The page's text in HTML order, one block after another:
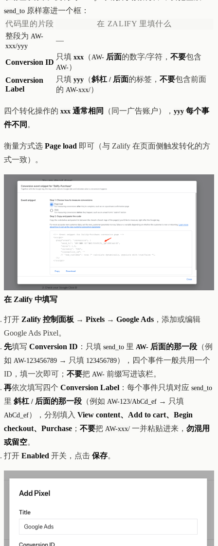
send_to 原样塞进一个框：
代码里的片段
在 ZALIFY 里填什么
整段为 AW-
xxx/yyy
—
Conversion ID
只填 xxx （AW- 后面的数字/字符， 不要包含
AW-）
Conversion
Label
只填 yyy （斜杠 / 后面的标签， 不要包含前面
的 AW-xxx/）
四个转化操作的 xxx 通常相同 （同一广告账户）， yyy 每个事
件不同 。
衡量方式选 Page load 即可（与 Zalify 在页面侧触发转化的方
式一致）。
在 Zalify 中填写
打开 Zalify 控制面板 → Pixels → Google Ads ，添加或编辑
Google Ads Pixel。
先填写 Conversion ID ：只填 send_to 里 AW- 后面的那一段 （例
如 AW-123456789 → 只填 123456789），四个事件一般共用一个
ID，填一次即可； 不要把 AW- 前缀写进该栏。
再依次填写四个 Conversion Label ：每个事件只填对应 send_to
里 斜杠 / 后面的那一段 （例如 AW-123/AbCd_ef → 只填
AbCd_ef），分别填入 View content、Add to cart、Begin
checkout、Purchase ； 不要把 AW-xxx/ 一并粘贴进来， 勿混用
或留空。
打开 Enabled 开关，点击 保存。